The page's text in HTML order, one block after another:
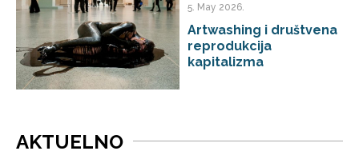
5. May 2026.
Artwashing i društvena
reprodukcija
kapitalizma
AKTUELNO